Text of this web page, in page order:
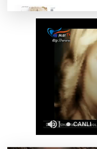
Türkiye ile
dönem...
Görevden
hakkında
Fındık
Ağustos'ta